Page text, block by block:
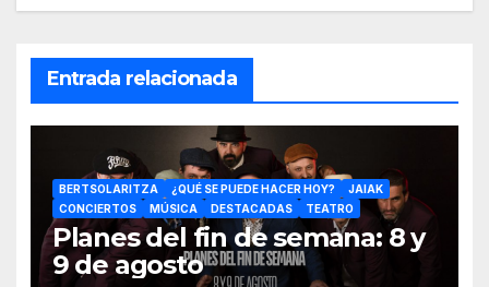
Entrada relacionada
BERTSOLARITZA ¿QUÉ SE PUEDE HACER HOY?
JAIAK
CONCIERTOS
MÚSICA DESTACADAS TEATRO
Planes del fin de semana: 8 y
9 de agosto